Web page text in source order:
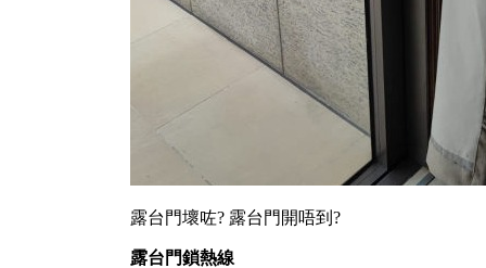
露台門壞咗? 露台門開唔到?
露台門鎖熱線